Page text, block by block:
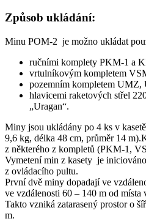
Způsob ukládání:
Minu POM-2 je možno ukládat
ručními komplety PKM-1 a
vrtulníkovým kompletem
pozemním kompletem UMZ,
hlavicemi raketových střel
„Uragan“.
Miny jsou ukládány po 4 ks v
9,6 kg, délka 48 cm, průměr 14
z některého z kompletů (PKM-1,
Vymetení min z kasety je
z ovládacího pultu.
První dvě miny dopadají ve
ve vzdálenosti 60 – 140 m od místa
Takto vzniká zatarasený prostor o
m.